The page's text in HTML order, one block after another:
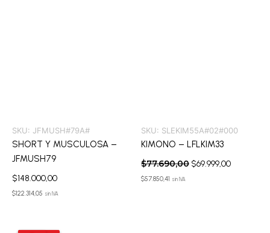
SKU: JFMUSH#79A#
SHORT Y MUSCULOSA –
JFMUSH79
$148.000,00
$122.314,05 sin IVA
SKU: SLEKIM55A#02#000
KIMONO – LFLKIM33
$77.690,00 $69.999,00
$57.850,41 sin IVA